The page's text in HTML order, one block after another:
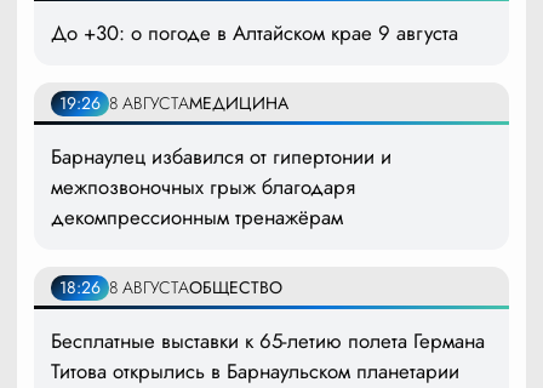
До +30: о погоде в Алтайском крае 9 августа
19:26 8 АВГУСТАМЕДИЦИНА
Барнаулец избавился от гипертонии и
межпозвоночных грыж благодаря
декомпрессионным тренажёрам
18:26 8 АВГУСТАОБЩЕСТВО
Бесплатные выставки к 65-летию полета Германа
Титова открылись в Барнаульском планетарии